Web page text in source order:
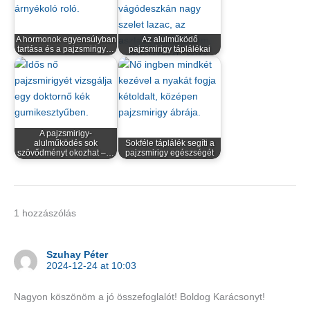
A hormonok egyensúlyban
tartása és a pajzsmirigy…
Az alulműködő
pajzsmirigy táplálékai
A pajzsmirigy-
alulműködés sok
szövődményt okozhat –…
Sokféle táplálék segíti a
pajzsmirigy egészségét
1 hozzászólás
Szuhay Péter
2024-12-24 at 10:03
Nagyon köszönöm a jó összefoglalót! Boldog Karácsonyt!